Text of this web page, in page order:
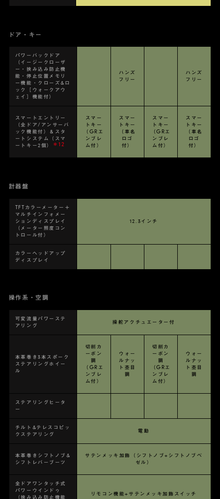
ドア・キー
パワーバックドア
（イージークローザ
ー・挟み込み防止機
能・停止位置メモリ
ー機能・クローズ&ロ
ック［ウォークアウ
ェイ］機能付）
ハンズ
フリー
ハンズ
フリー
スマートエントリー
（全ドア/アンサーバ
ック機能付）＆スタ
ートシステム（スマ
ートキー2個）
＊12
スマー
トキー
（GRエ
ンブレ
ム付）
スマー
トキー
（車名
ロゴ
付）
スマー
トキー
（GRエ
ンブレ
ム付）
スマー
トキー
（車名
ロゴ
付）
計器盤
TFTカラーメーター＋
マルチインフォメー
ションディスプレイ
（メーター照度コン
トロール付）
12.3インチ
カラーヘッドアップ
ディスプレイ
操作系・空調
可変流量パワーステ
アリング
操舵アクチュエーター付
本革巻き3本スポーク
ステアリングホイー
ル
切削カ
ーボン
調
（GRエ
ンブレ
ム付）
ウォー
ルナッ
ト杢目
調
切削カ
ーボン
調
（GRエ
ンブレ
ム付）
ウォー
ルナッ
ト杢目
調
ステアリングヒータ
ー
チルト&テレスコピッ
クステアリング
電動
本革巻きシフトノブ&
シフトレバーブーツ
サテンメッキ加飾（シフトノブ+シフトノブベ
ゼル）
全ドアワンタッチ式
パワーウインドゥ
（挟み込み防止機能
リモコン機能+サテンメッキ加飾スイッチ